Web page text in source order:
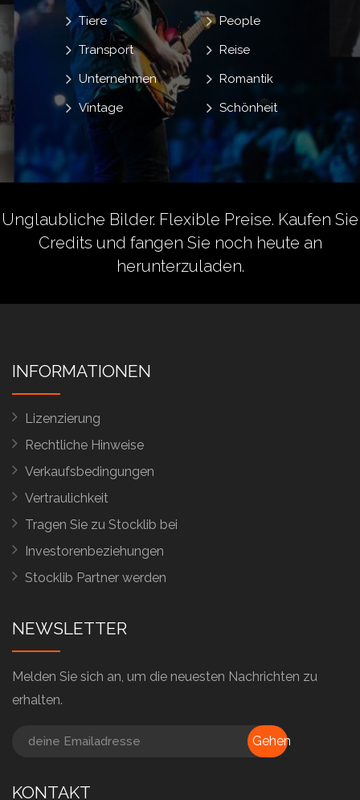
People
Reise
Romantik
Schönheit
Tiere
Transport
Unternehmen
Vintage
Unglaubliche Bilder. Flexible Preise. Kaufen Sie
Credits und fangen Sie noch heute an
herunterzuladen.
INFORMATIONEN
Lizenzierung
Rechtliche Hinweise
Verkaufsbedingungen
Vertraulichkeit
Tragen Sie zu Stocklib bei
Investorenbeziehungen
Stocklib Partner werden
NEWSLETTER
Melden Sie sich an, um die neuesten Nachrichten zu
erhalten.
Gehen
KONTAKT